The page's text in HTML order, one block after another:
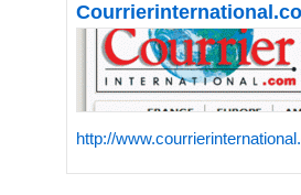
http://